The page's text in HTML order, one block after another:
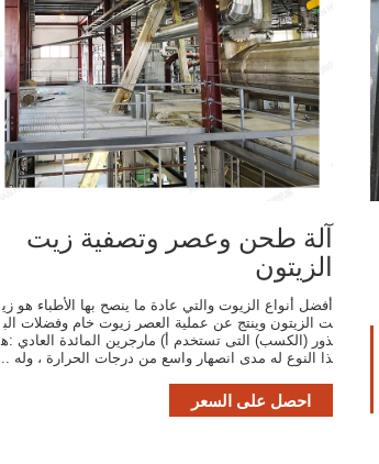
آلة طحن وعصر وتصفية زيت
الزيتون
أفضل أنواع الزيوت والتي عادة ما ينصح بها الأطباء هو زي
ت الزيتون وينتج عن عملية العصر زيوت خام وفضلات الب
ذور (الكسب) التى تستخدم أ) مارجرين المائدة العادي :ه
ذا النوع له مدى انصهار واسع من درجات الحرارة ، وله ..
احصل على السعر